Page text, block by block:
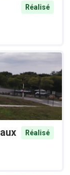
Réalisé
Réalisé